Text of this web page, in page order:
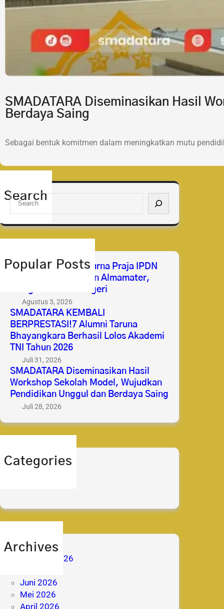
SMADATARA Diseminasikan Hasil
Berdaya Saing
Sebagai bentuk komitmen dalam meningkatkan mutu
Search
S
a
h
Popular Posts
Selamat & Sukses Purna Praja IPDN
2026 Membanggakan Almamater,
Mengabdi untuk Negeri
Agustus 3, 2026
SMADATARA KEMBALI
BERPRESTASI!7 Alumni Taruna
Bhayangkara Berhasil Lolos Akademi
TNI Tahun 2026
Juli 31, 2026
SMADATARA Diseminasikan Hasil
Workshop Sekolah Model, Wujudkan
Pendidikan Unggul dan Berdaya Saing
Juli 28, 2026
Categories
Archives
Agustus 2026
Juni 2026
Mei 2026
April 2026